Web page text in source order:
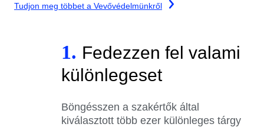
Tudjon meg többet a Vevővédelmünkről
1. Fedezzen fel valami
különlegeset
Böngésszen a szakértők által
kiválasztott több ezer különleges tárgy